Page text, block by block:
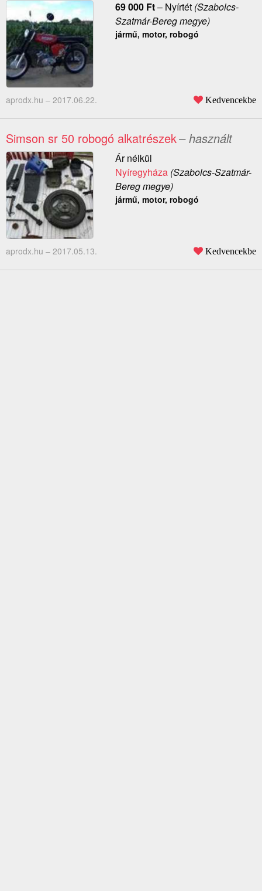
69 000 Ft– Nyírtét(Szabolcs-
Szatmár-Bereg megye)
jármű, motor, robogó
aprodx.hu – 2017.06.22. Kedvencekbe
Simson sr 50 robogó alkatrészek– használt
Ár nélkül
Nyíregyháza(Szabolcs-Szatmár-
Bereg megye)
jármű, motor, robogó
aprodx.hu – 2017.05.13. Kedvencekbe